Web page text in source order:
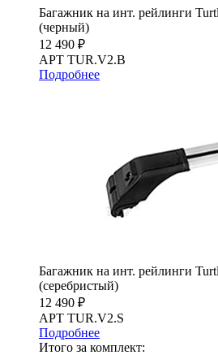
Багажник на инт. рейлинги
(черный)
12 490 ₽
АРТ TUR.V2.B
Подробнее
Багажник на инт. рейлинги
(серебристый)
12 490 ₽
АРТ TUR.V2.S
Подробнее
Итого за комплект: